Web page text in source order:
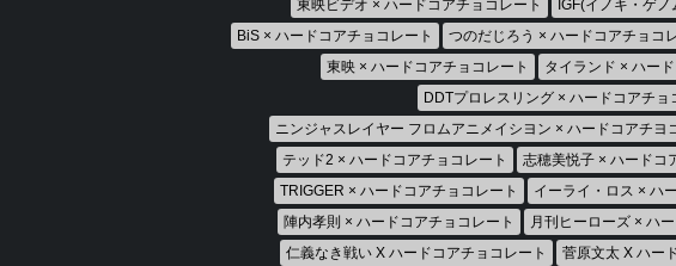
東映ビデオ × ハードコアチョコレート
IGF(イノキ・ゲ
BiS × ハードコアチョコレート
つのだじろう × ハードコアチョコ
東映 × ハードコアチョコレート
タイランド × ハー
DDTプロレスリング × ハードコアチョ
ニンジャスレイヤー フロムアニメイシヨン × ハードコアチヨ
テッド2 × ハードコアチョコレート
志穂美悦子 × ハードコ
TRIGGER × ハードコアチョコレート
イーライ・ロス × ハ
陣内孝則 × ハードコアチョコレート
月刊ヒーローズ × ハ
仁義なき戦い X ハードコアチョコレート
菅原文太 X ハー